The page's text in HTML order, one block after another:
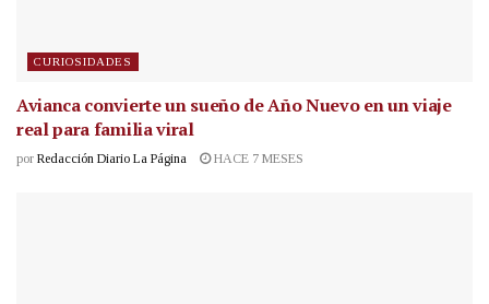
CURIOSIDADES
Avianca convierte un sueño de Año Nuevo en un viaje
real para familia viral
por Redacción Diario La Página HACE 7 MESES